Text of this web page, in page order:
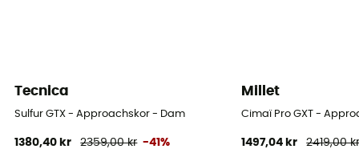
Tecnica
Sulfur GTX - Approachskor - Dam
1380,40 kr 2359,00 kr -41%
Millet
Cimaï Pro GXT -
1497,04 kr 2419,00